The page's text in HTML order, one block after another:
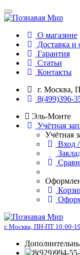
О магазине
Доставка и
Гарантия
Статьи
Контакты
г. Москва,
8(499)396-
Эль-Монте
Учётная
Учётная
Вход
г. Москва, ПН-ПТ 10:00-